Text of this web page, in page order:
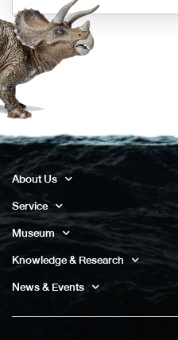
About Us
Service
Museum
Knowledge & Research
News & Events